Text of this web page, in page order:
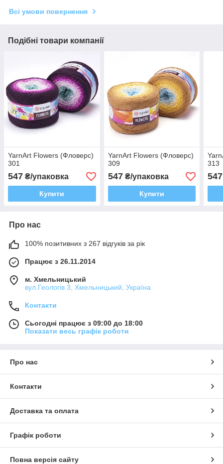
Всі умови повернення
Подібні товари компанії
YarnArt Flowers (Фловерс)
301
547 ₴/упаковка
Купити
YarnArt Flowers (Фловерс)
309
547₴/упаковка
Купити
313
547
Про нас
100% позитивних з 267 відгуків за рік
Працює з 26.11.2014
м. Хмельницький
вул.Геологів 3, Хмельницький, Україна
Контакти
Сьогодні працює з 09:00 до 18:00
Показати весь графік роботи
Про нас
Контакти
Доставка та оплата
Графік роботи
Повна версія сайту